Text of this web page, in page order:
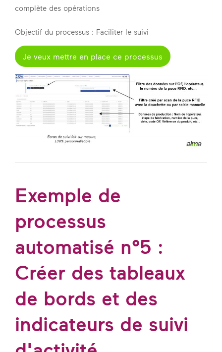
complète des opérations
Objectif du processus : Faciliter le suivi
Je veux mettre en place ce processus
Exemple de
processus
automatisé n°5 :
Créer des tableaux
de bords et des
indicateurs de suivi